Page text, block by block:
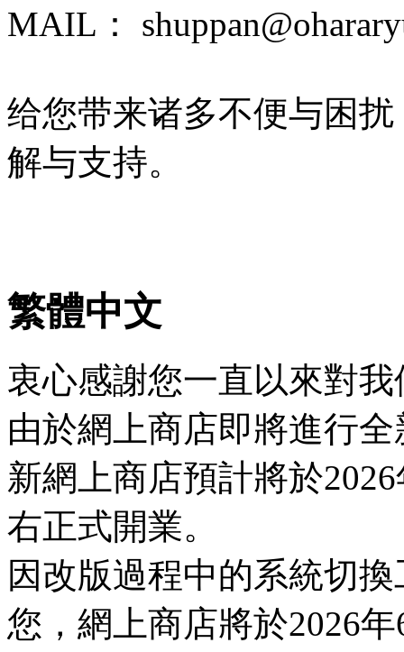
MAIL：
给您带来诸多不便与困
解与支持。
繁體中文
衷心感謝您一直以來對
由於網上商店即將進行
新網上商店預計將於
右正式開業。
因改版過程中的系統切
您，網上商店將於2026